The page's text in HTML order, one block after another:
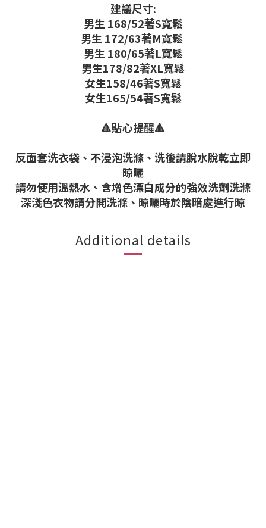
建議尺寸:
男生 168/52著S寬鬆
男生 172/63著M寬鬆
男生 180/65著L寬鬆
男生178/82著XL寬鬆
女生158/46著S寬鬆
女生165/54著S寬鬆
🔺貼心提醒🔺
反面套洗衣袋、不浸泡洗滌、洗後請脫水脫乾立即
晾曬
請勿使用溫熱水、含增色漂白成分的強效洗劑洗滌
深淺色衣物請分開洗滌、晾曬時於陰暗處進行晾
Additional details